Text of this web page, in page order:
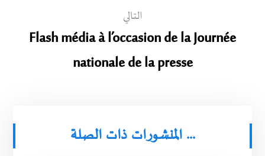
التالي
Flash média à l’occasion de la Journée
nationale de la presse
المنشورات ذات الصلة ...